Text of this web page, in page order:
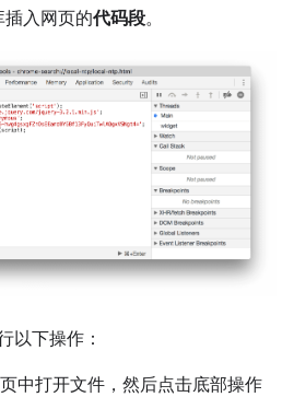
入网页的代码段。
以下操作：
中打开文件，然后点击底部操作